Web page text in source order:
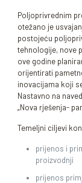
Poljoprivrednim
otežano je
postojeću
tehnologije, nove
ove godine
orijentirati
inovacijama koji
Nastavno na
„Nova rješenja-
Temeljni ciljevi
prijenos i
proizvodnji
prijenos